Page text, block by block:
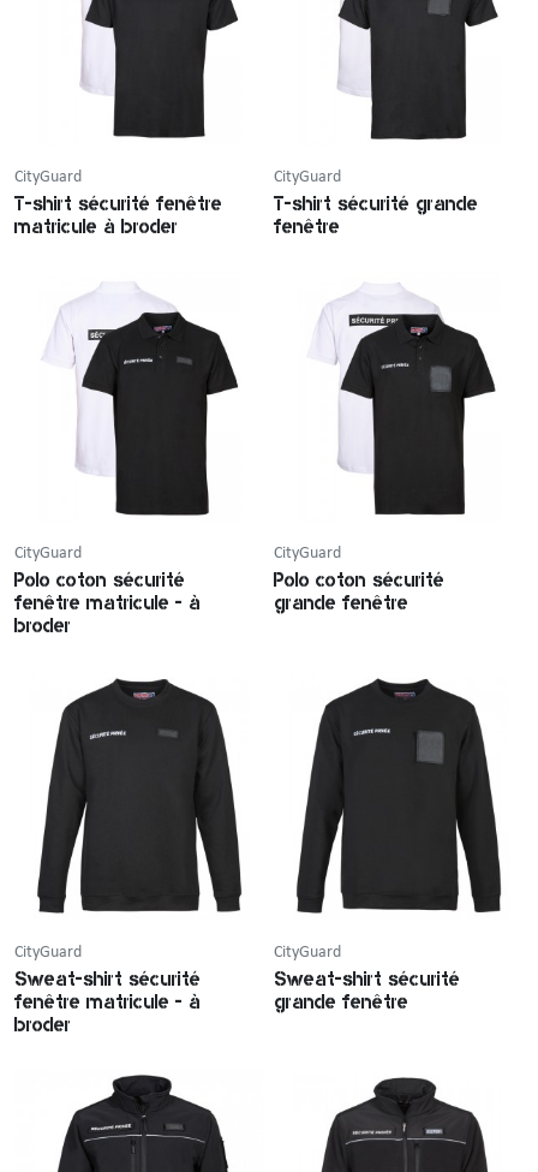
CityGuard
T-shirt sécurité fenêtre
matricule à broder
CityGuard
T-shirt sécurité grande
fenêtre
CityGuard
Polo coton sécurité
fenêtre matricule - à
broder
CityGuard
Polo coton sécurité
grande fenêtre
CityGuard
Sweat-shirt sécurité
fenêtre matricule - à
broder
CityGuard
Sweat-shirt sécurité
grande fenêtre